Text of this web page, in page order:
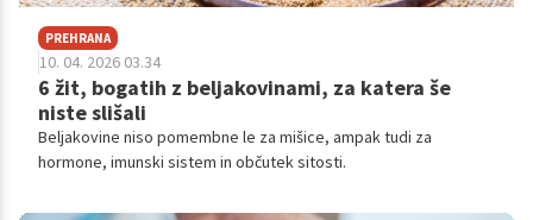
PREHRANA
10. 04. 2026 03.34
6 žit, bogatih z beljakovinami, za katera še
niste slišali
Beljakovine niso pomembne le za mišice, ampak tudi za
hormone, imunski sistem in občutek sitosti.